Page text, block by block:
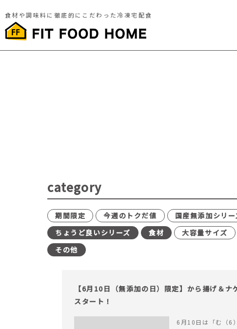
食材や調味料に徹底的にこだわった冷凍宅配食
category
期間限定 今週のトクだ値 国産無添加シリー
ちょうど良いシリーズ
食材 大容量サイズ
その他
【6月10日（無添加の日）限定】から揚げ＆ナ
スタート！
6月10日は「む（6